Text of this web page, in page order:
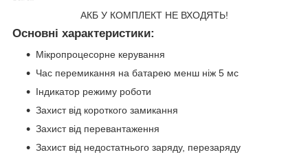
АКБ У КОМПЛЕКТ НЕ ВХОДЯТЬ!
Основні характеристики:
Мікропроцесорне керування
Час перемикання на батарею менш ніж 5 мс
Індикатор режиму роботи
Захист від короткого замикання
Захист від перевантаження
Захист від недостатнього заряду, перезаряду